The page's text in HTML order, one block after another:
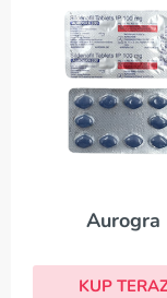
Aurogra
KUP